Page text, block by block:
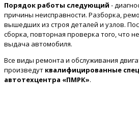
Порядок работы следующий -
причины неисправности. Разборка,
вышедших из строя деталей и узлов.
сборка, повторная проверка того, что
выдача автомобиля.
Все виды ремонта и обслуживания
произведут квалифицированные
автотехцентра «ПМРК».